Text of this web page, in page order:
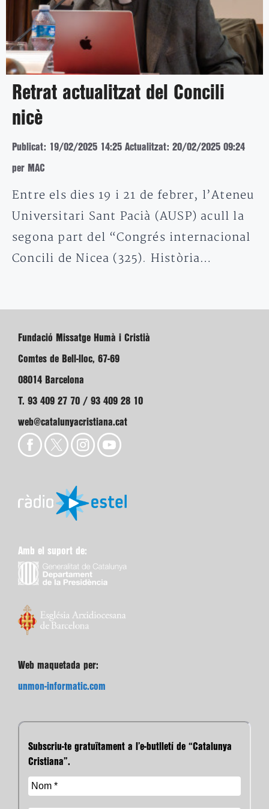
Retrat actualitzat del Concili
nicè
Publicat: 19/02/2025 14:25 Actualitzat: 20/02/2025 09:24
per MAC
Entre els dies 19 i 21 de febrer, l’Ateneu
Universitari Sant Pacià (AUSP) acull la
segona part del “Congrés internacional
Concili de Nicea (325). Història…
Fundació Missatge Humà i Cristià
Comtes de Bell-lloc, 67-69
08014 Barcelona
T. 93 409 27 70 / 93 409 28 10
web@catalunyacristiana.cat
Amb el suport de:
Web maquetada per:
unmon-informatic.com
Subscriu-te gratuïtament a l’e-butlletí de “Catalunya
Cristiana”.